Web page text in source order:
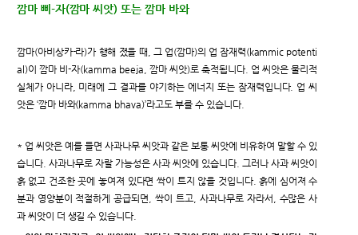
깜마 삐-자(깜마 씨앗) 또는 깜마 바와
깜마(아비상카-라)가 행해 졌을 때, 그 업(깜마)의 업 잠재력(kammic potenti
al)이 깜마 비-자(kamma beeja, 깜마 씨앗)로 축적됩니다. 업 씨앗은 물리적
실체가 아니라, 미래에 그 결과를 야기하는 에너지 또는 잠재력입니다. 업 씨
앗은 ‘깜마 바와(kamma bhava)’라고도 부를 수 있습니다.
* 업 씨앗은 예를 들면 사과나무 씨앗과 같은 보통 씨앗에 비유하여 말할 수 있
습니다. 사과나무로 자랄 가능성은 사과 씨앗에 있습니다. 그러나 사과 씨앗이
흙 없고 건조한 곳에 놓여져 있다면 싹이 트지 않을 것입니다. 흙에 심어져 수
분과 영양분이 적절하게 공급되면, 싹이 트고, 사과나무로 자라서, 수많은 사
과 씨앗이 더 생길 수 있습니다.